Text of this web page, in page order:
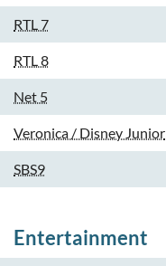
RTL 7
RTL 8
Net 5
Veronica / Disney Junior
SBS9
Entertainment